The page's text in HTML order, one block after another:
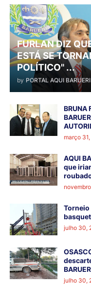
FURLAN DIZ
ESTÁ SE
POLÍTICO" ...
by PORTAL AQUI BARUERI
BRUNA
março
AQUI
que
julho 30,
julho 30,